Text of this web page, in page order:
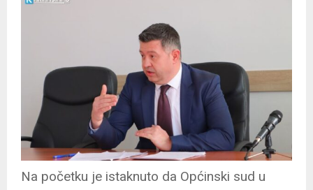
Na početku je istaknuto da Općinski sud u